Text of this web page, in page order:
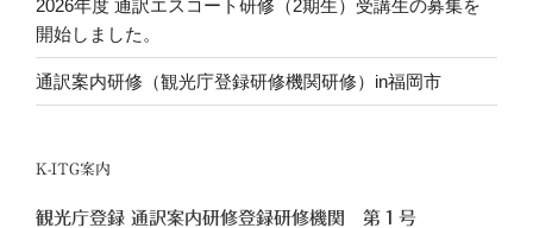
2026年度 通訳エスコート研修（2期生）受講生の募集を
開始しました。
通訳案内研修（観光庁登録研修機関研修）in福岡市
K-ITG案内
観光庁登録 通訳案内研修登録研修機関 第１号